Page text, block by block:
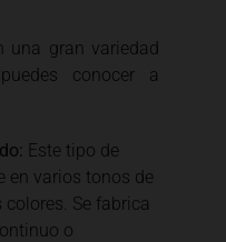
una gran variedad
conocer a
Este tipo de
en varios tonos de
Se fabrica
o